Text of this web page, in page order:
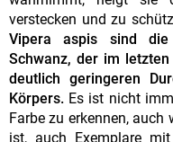
verstecken und zu
Vipera aspis sind
Schwanz, der im
deutlich geringeren
Körpers. Es ist nicht
Farbe zu erkennen,
ist, auch Exemplare